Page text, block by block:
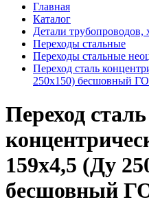
Главная
Каталог
Детали
Переходы стальные
Переходы стальные
Переход сталь
250х150) бесшовный
Переход сталь
159х4,5 (Ду
бесшовный